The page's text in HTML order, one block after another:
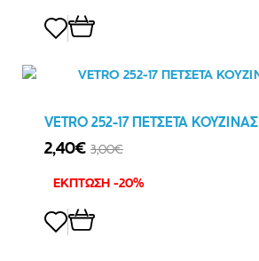
VETRO 252-17 ΠΕΤΣΕΤΑ ΚΟΥΖΙΝΑΣ
2,40€ 3,00€
ΕΚΠΤΩΣΗ -20%